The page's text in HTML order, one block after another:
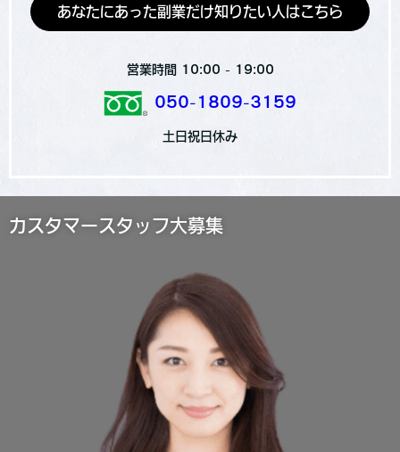
あなたにあった副業だけ知りたい人はこちら
営業時間 10:00 - 19:00
050-1809-3159
土日祝日休み
カスタマースタッフ大募集